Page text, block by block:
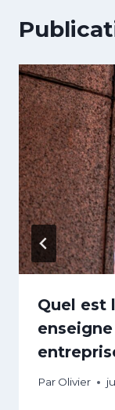
Quel est
Par Olivier